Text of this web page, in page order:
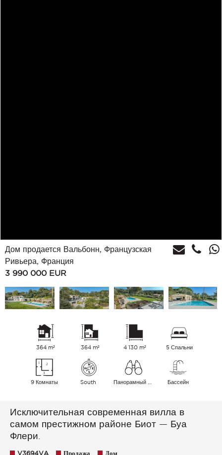
Дом продается Вальбонн, Французская
Ривьера, Франция
3 990 000 EUR
364 m² 364 m² 4 130 m² 5 Спальни
9 Комнаты South Бассейн
Исключительная современная вилла в
самом престижном районе Биот — Буа
Флери.
V3694VA Продажа Дом